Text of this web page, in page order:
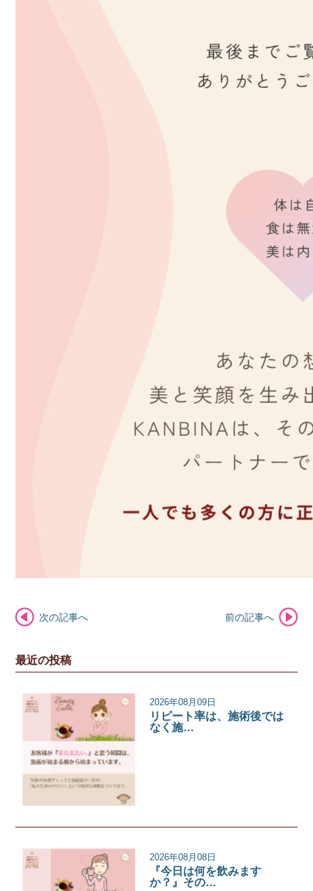
次の記事へ 前の記事へ
最近の投稿
2026年08月09日
リピート率は、施術後では
なく施…
2026年08月08日
『今日は何を飲みます
か？』その…